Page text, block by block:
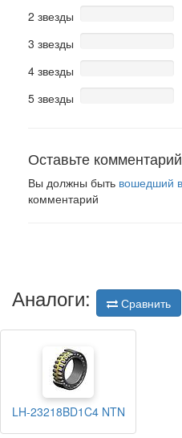
2 звезды
3 звезды
4 звезды
5 звезды
Оставьте комментарий
Вы должны быть вошедший в
комментарий
Аналоги: Сравнить
LH-23218BD1C4 NTN